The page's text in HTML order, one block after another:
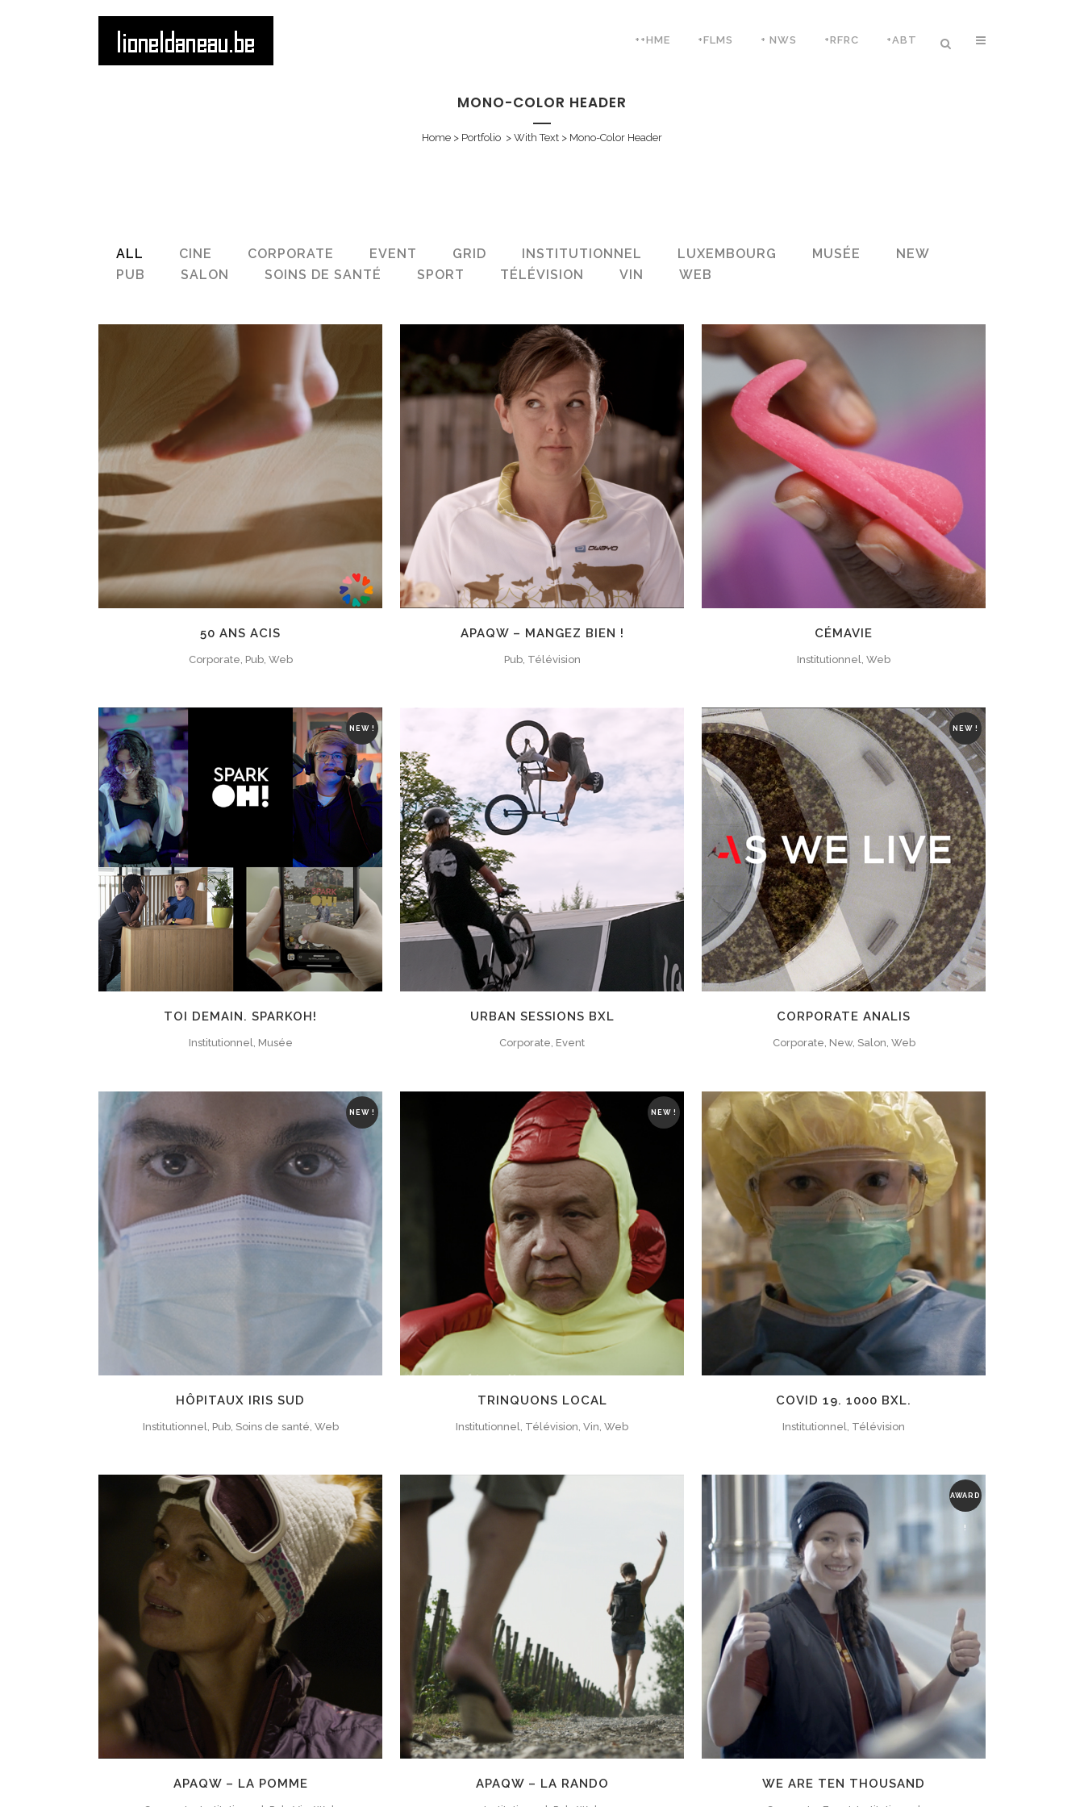
++HME +FLMS + NWS +RFRC +ABT
MONO-COLOR HEADER
Home > Portfolio > With Text > Mono-Color Header
ALL CINE CORPORATE EVENT GRID INSTITUTIONNEL LUXEMBOURG MUSÉE
NEW
PUB
SALON SOINS DE SANTÉ SPORT TÉLÉVISION VIN WEB
ZOOM
50 ANS ACIS
Corporate, Pub, Web
ZOOM VIEW
APAQW – MANGEZ BIEN !
Pub, Télévision
ZOOM VIEW
CÉMAVIE
Institutionnel, Web
NEW !
TOI DEMAIN. SPARKOH!
Institutionnel, Musée
ZOOM
URBAN SESSIONS BXL
Corporate, Event
NEW !
ZOOM VIEW
CORPORATE ANALIS
Corporate, New, Salon, Web
NEW !
ZOOM
HÔPITAUX IRIS SUD
Institutionnel, Pub, Soins de santé, Web
NEW !
ZOOM VIEW
TRINQUONS LOCAL
Institutionnel, Télévision, Vin, Web
VIEW
COVID 19. 1000 BXL.
Institutionnel, Télévision
VIEW
APAQW – LA POMME
ZOOM
APAQW – LA RANDO
AWARD
!
ZOOM VIEW
WE ARE TEN THOUSAND